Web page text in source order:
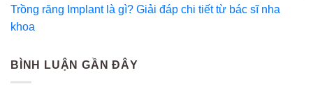
Trồng răng Implant là gì? Giải đáp chi tiết từ bác sĩ nha
khoa
BÌNH LUẬN GẦN ĐÂY